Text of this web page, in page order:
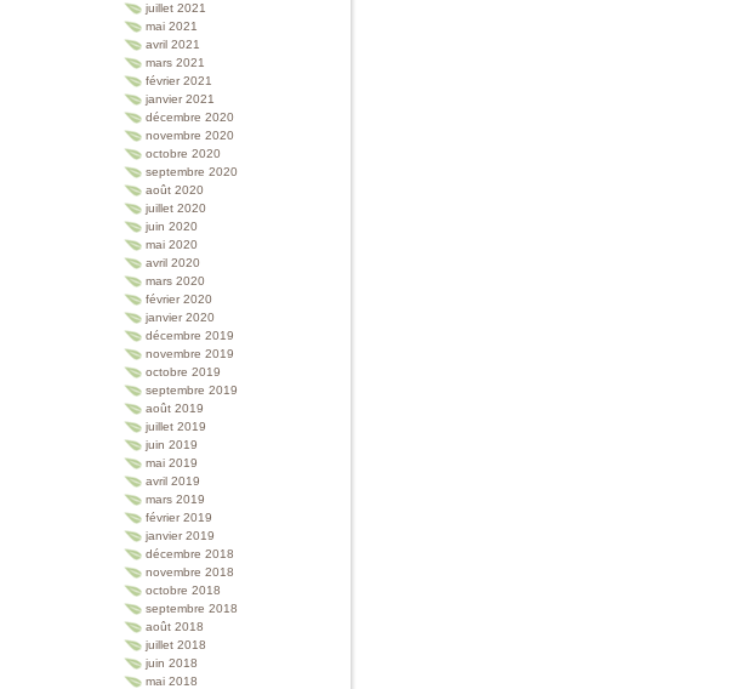
juillet 2021
mai 2021
avril 2021
mars 2021
février 2021
janvier 2021
décembre 2020
novembre 2020
octobre 2020
septembre 2020
août 2020
juillet 2020
juin 2020
mai 2020
avril 2020
mars 2020
février 2020
janvier 2020
décembre 2019
novembre 2019
octobre 2019
septembre 2019
août 2019
juillet 2019
juin 2019
mai 2019
avril 2019
mars 2019
février 2019
janvier 2019
décembre 2018
novembre 2018
octobre 2018
septembre 2018
août 2018
juillet 2018
juin 2018
mai 2018